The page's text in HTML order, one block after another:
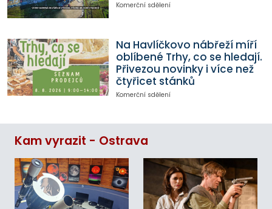
Komerční sdělení
Na Havlíčkovo nábřeží míří
oblíbené Trhy, co se hledají.
Přivezou novinky i více než
čtyřicet stánků
Komerční sdělení
Kam vyrazit - Ostrava